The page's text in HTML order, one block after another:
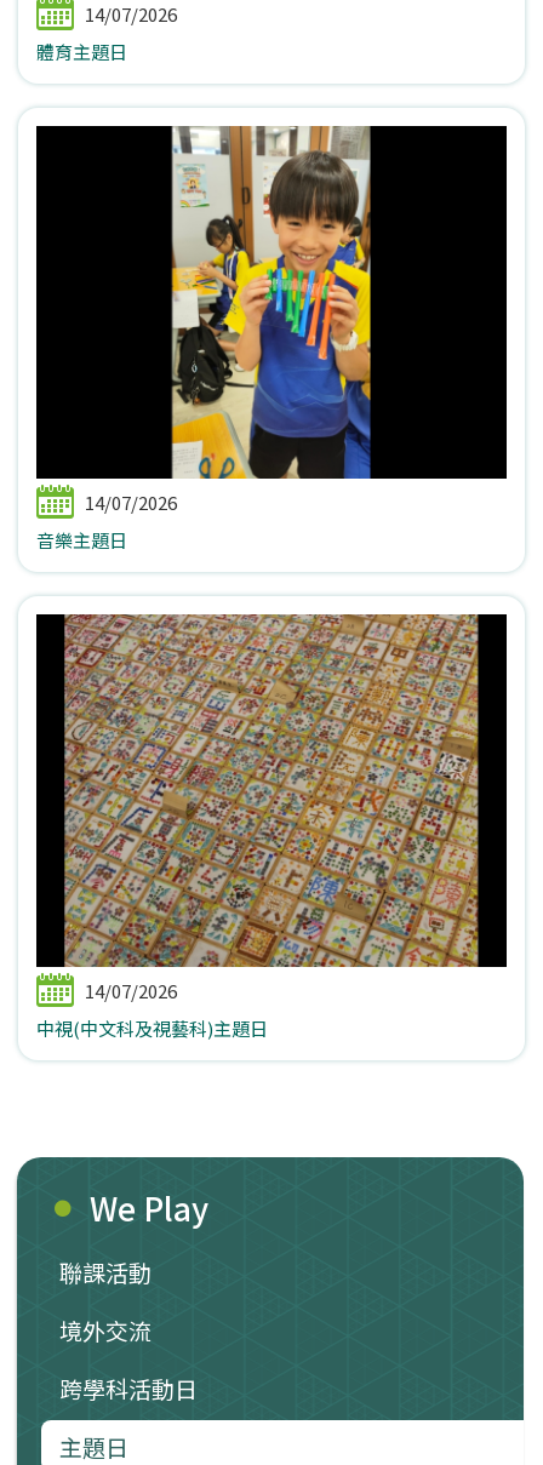
14/07/2026
體育主題日
14/07/2026
音樂主題日
14/07/2026
中視(中文科及視藝科)主題日
We Play
聯課活動
境外交流
跨學科活動日
主題日